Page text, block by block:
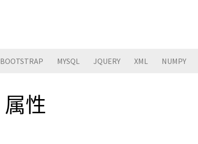
BOOTSTRAP MYSQL JQUERY XML NUMPY
性